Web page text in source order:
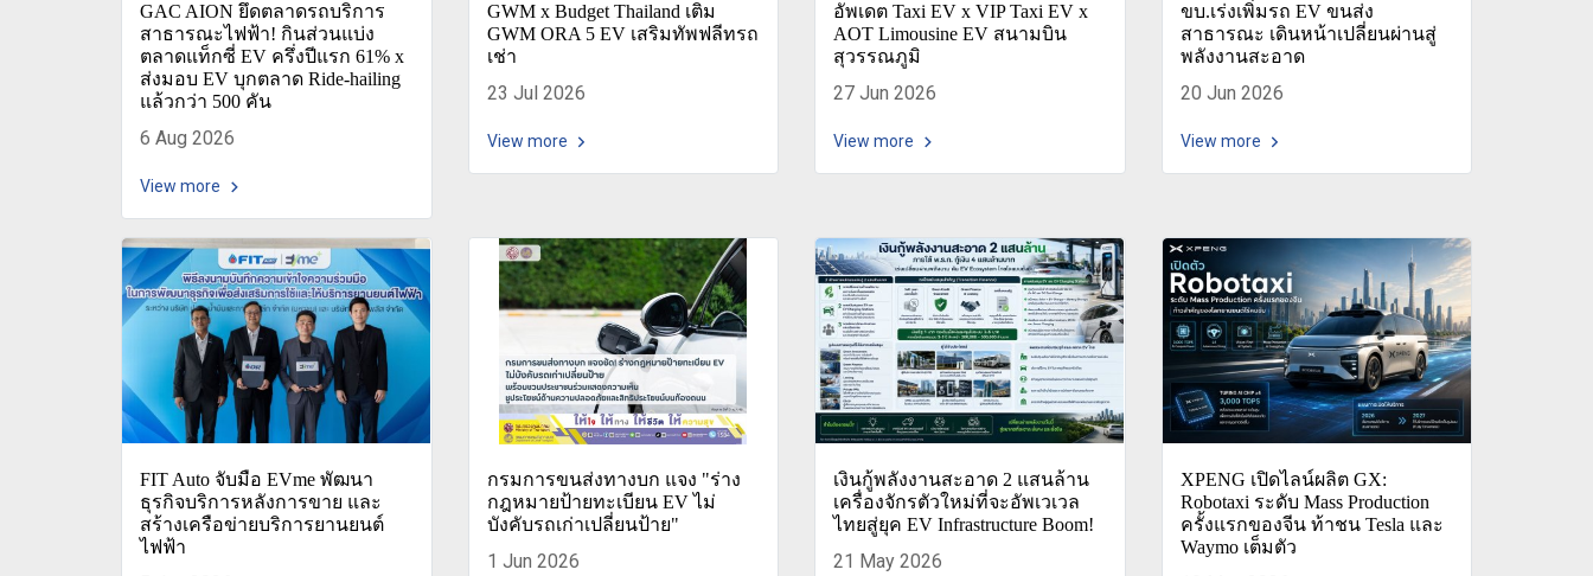
GAC AION ยึดตลาดรถบริการ
สาธารณะไฟฟ้า! กินส่วนแบ่ง
ตลาดแท็กซี่ EV ครึ่งปีแรก 61% x
ส่งมอบ EV บุกตลาด Ride-hailing
แล้วกว่า 500 คัน
6 Aug 2026
View more
GWM x Budget Thailand เติม
GWM ORA 5 EV เสริมทัพฟลีทรถ
เช่า
23 Jul 2026
View more
อัพเดต Taxi EV x VIP Taxi EV x
AOT Limousine EV สนามบิน
สุวรรณภูมิ
27 Jun 2026
View more
ขบ.เร่งเพิ่มรถ EV ขนส่ง
สาธารณะ เดินหน้าเปลี่ยนผ่านสู่
พลังงานสะอาด
20 Jun 2026
View more
FIT Auto จับมือ EVme พัฒนา
ธุรกิจบริการหลังการขาย และ
สร้างเครือข่ายบริการยานยนต์
ไฟฟ้า
กรมการขนส่งทางบก แจง "ร่าง
กฎหมายป้ายทะเบียน EV ไม่
บังคับรถเก่าเปลี่ยนป้าย"
1 Jun 2026
เงินกู้พลังงานสะอาด 2 แสนล้าน
เครื่องจักรตัวใหม่ที่จะอัพเวเวล
ไทยสู่ยุค EV Infrastructure Boom!
21 May 2026
XPENG เปิดไลน์ผลิต GX:
Robotaxi ระดับ Mass Production
ครั้งแรกของจีน ท้าชน Tesla และ
Waymo เต็มตัว